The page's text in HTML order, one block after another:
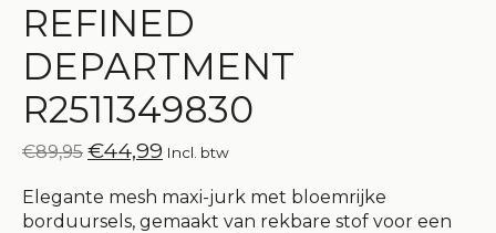
REFINED
DEPARTMENT
R2511349830
€89,95 €44,99 Incl. btw
Elegante mesh maxi-jurk met bloemrijke
borduursels, gemaakt van rekbare stof voor een